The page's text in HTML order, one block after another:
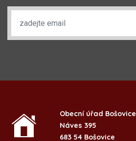
Obecní úřad Bošovice
Náves 395
683 54 Bošovice